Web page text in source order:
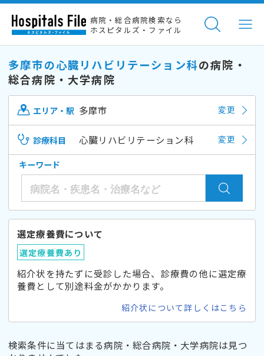
病院・総合病院検索なら
ホスピタルズ・ファイル
多摩市の心臓リハビリテーション科の病院・
総合病院・大学病院
エリア・駅 多摩市 変更
診療科目 心臓リハビリテーション科 変更
キーワード
選定療養費について
選定療養費あり
紹介状を持たずに受診した場合、診療費の他に選定療
養費として別途料金がかかります。
紹介状について詳しくはこちら
検索条件に当てはまる病院・総合病院・大学病院は見つ